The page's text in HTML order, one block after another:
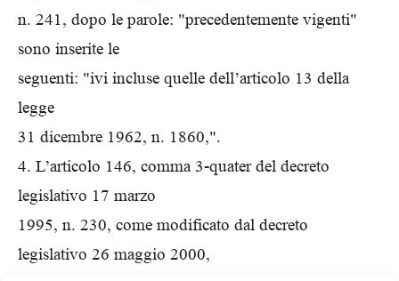
n. 241, dopo le parole: "precedentemente vigenti"
sono inserite le
seguenti: "ivi incluse quelle dell’articolo 13 della
legge
31 dicembre 1962, n. 1860,".
4. L’articolo 146, comma 3-quater del decreto
legislativo 17 marzo
1995, n. 230, come modificato dal decreto
legislativo 26 maggio 2000,